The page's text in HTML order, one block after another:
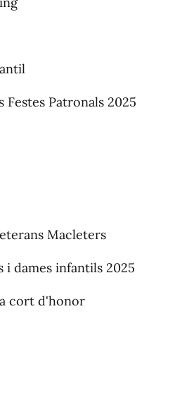
Festes Patronals 2025
Macleters
i dames infantils 2025
cort d'honor